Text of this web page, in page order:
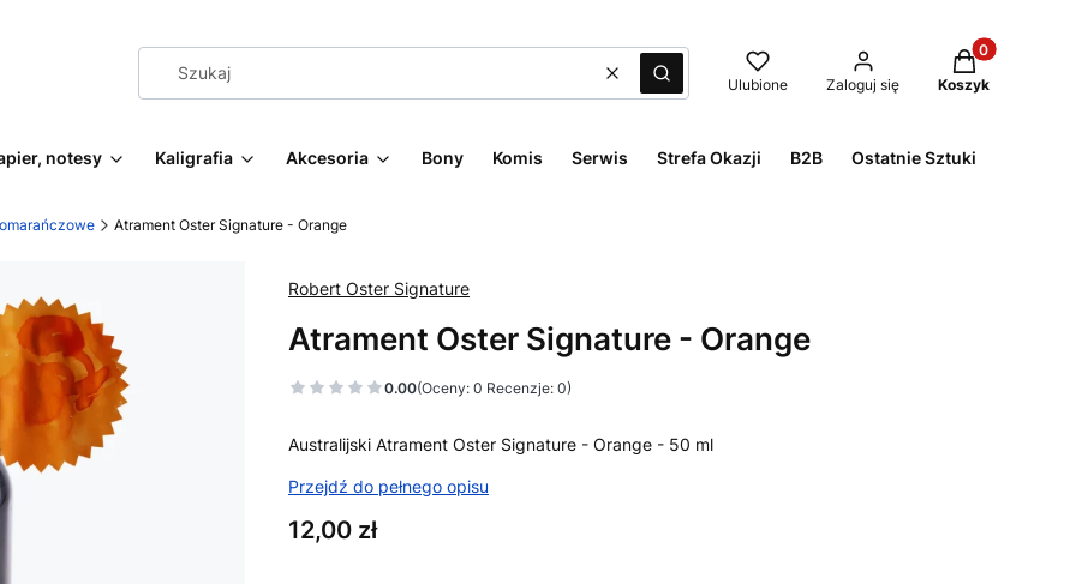
WyczyśćSzukaj Ulubione Zaloguj się
Produkty w
Koszyk
notesy Kaligrafia Akcesoria Bony Komis Serwis Strefa Okazji B2B Ostatnie Sztuki
Atrament Oster Signature - Orange
Robert Oster Signature
Atrament Oster Signature - Orange
0.00(Oceny: 0 Recenzje: 0)
Australijski Atrament Oster Signature - Orange - 50 ml
Przejdź do pełnego opisu
Cena
12,00 zł